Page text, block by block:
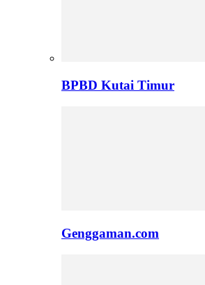
BPBD Kutai Timur
Genggaman.com